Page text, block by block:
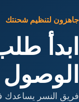
جاهزون لتنظيم شحنتك
ابدأ
الوصول
فريق النسر يساعدك في